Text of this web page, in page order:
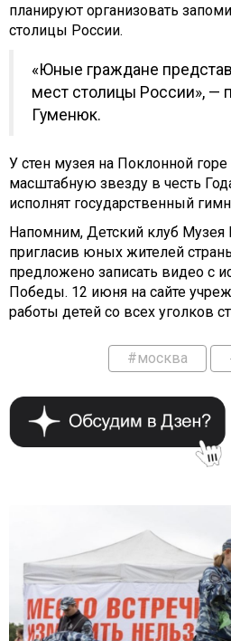
планируют организовать
столицы России.
«Юные граждане
мест столицы России», —
Гуменюк.
У стен музея на Поклонной
масштабную звезду в честь
исполнят государственный
Напомним, Детский клуб
пригласив юных жителей
предложено записать видео с
Победы. 12 июня на сайте
работы детей со всех уголков
#москва